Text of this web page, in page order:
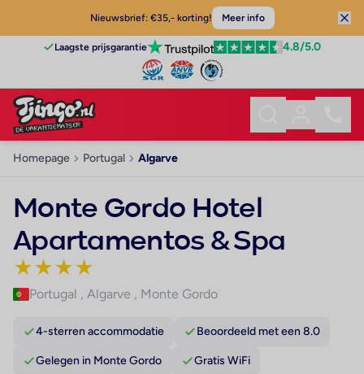
Nieuwsbrief: €35,- korting! Meer info
Laagste prijsgarantie 4.8/5.0
Homepage Portugal Algarve
Monte Gordo Hotel
Apartamentos & Spa
★★★★
Portugal , Algarve , Monte Gordo
4-sterren accommodatie Beoordeeld met een 8.0
Gelegen in Monte Gordo Gratis WiFi